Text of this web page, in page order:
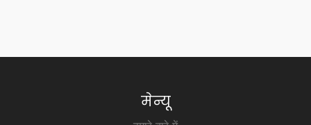
मेन्यू